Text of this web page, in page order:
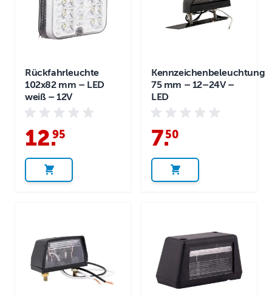
Rückfahrleuchte
102x82 mm – LED
weiß – 12V
12.
95
Kennzeichenbeleuchtung
75 mm – 12–24V –
LED
7.
50